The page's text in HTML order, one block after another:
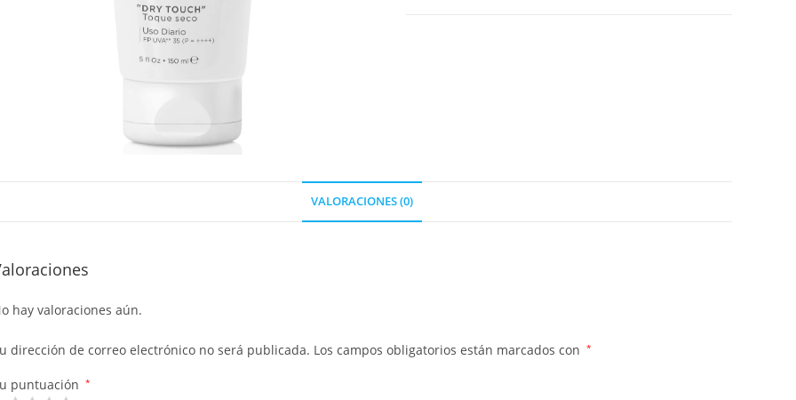
VALORACIONES (0)
hay valoraciones aún.
dirección de correo electrónico no será publicada. Los campos obligatorios están marcados con *
puntuación *